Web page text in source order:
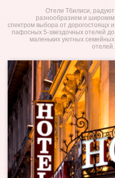
Отели Тбилиси, радуют
разнообразием и широким
спектром выбора от дорогостоящх и
пафосных 5-звездочных отелей до
маленьких уютных семейных
отелей.